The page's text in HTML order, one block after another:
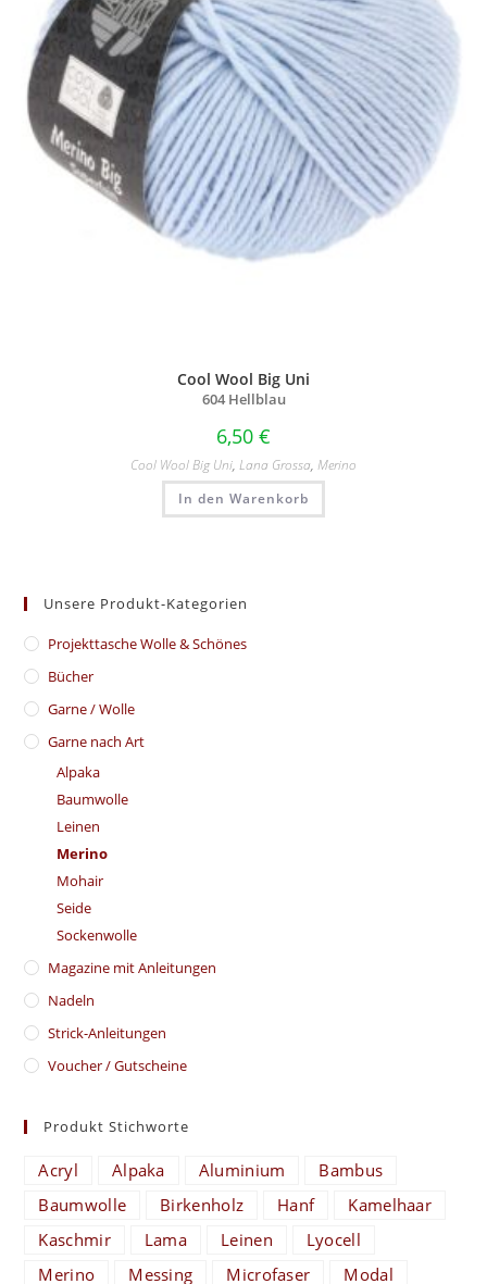
Cool Wool Big Uni
604 Hellblau
6,50 €
Cool Wool Big Uni, Lana Grossa, Merino
In den Warenkorb
Unsere Produkt-Kategorien
​Projekttasche Wolle & Schönes
Bücher
Garne / Wolle
Garne nach Art
Alpaka
Baumwolle
Leinen
Merino
Mohair
Seide
Sockenwolle
Magazine mit Anleitungen
Nadeln
Strick-Anleitungen
Voucher / Gutscheine
Produkt Stichworte
Acryl Alpaka Aluminium
Bambus
Baumwolle
Birkenholz Hanf
Kamelhaar
Kaschmir
Lama Leinen
Lyocell
Merino
Messing Microfaser
Modal